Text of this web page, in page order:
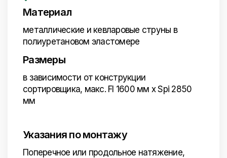
Материал
металлические и кевларовые струны в
полиуретановом эластомере
Размеры
в зависимости от конструкции
сортировщика, макс. Fl 1600 мм x Spi 2850
мм
Указания по монтажу
Поперечное или продольное натяжение,